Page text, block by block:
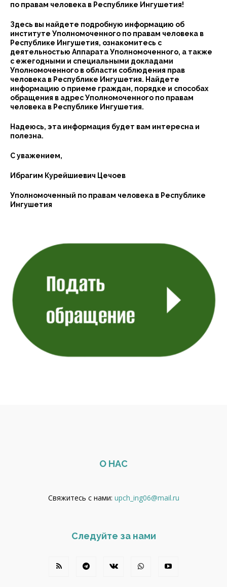
по правам человека в Республике Ингушетия!
Здесь вы найдете подробную информацию об
институте Уполномоченного по правам человека в
Республике Ингушетия, ознакомитесь с
деятельностью Аппарата Уполномоченного, а также
с ежегодными и специальными докладами
Уполномоченного в области соблюдения прав
человека в Республике Ингушетия. Найдете
информацию о приеме граждан, порядке и способах
обращения в адрес Уполномоченного по правам
человека в Республике Ингушетия.
Надеюсь, эта информация будет вам интересна и
полезна.
С уважением,
Ибрагим Курейшиевич Цечоев
Уполномоченный по правам человека в Республике
Ингушетия
О НАС
Свяжитесь с нами: upch_ing06@mail.ru
Следуйте за нами